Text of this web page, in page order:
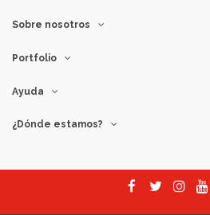
Sobre nosotros
Portfolio
Ayuda
¿Dónde estamos?